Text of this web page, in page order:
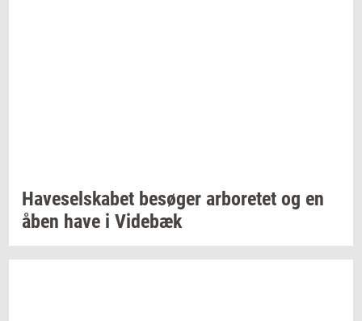
Ha­ve­sel­ska­bet be­sø­ger ar­bo­re­tet og en
åben have i Vi­de­bæk